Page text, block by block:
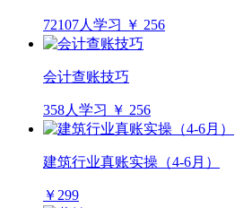
72107人学习 ￥ 256
会计查账技巧
358人学习 ￥ 256
建筑行业真账实操（4-6月）
￥299